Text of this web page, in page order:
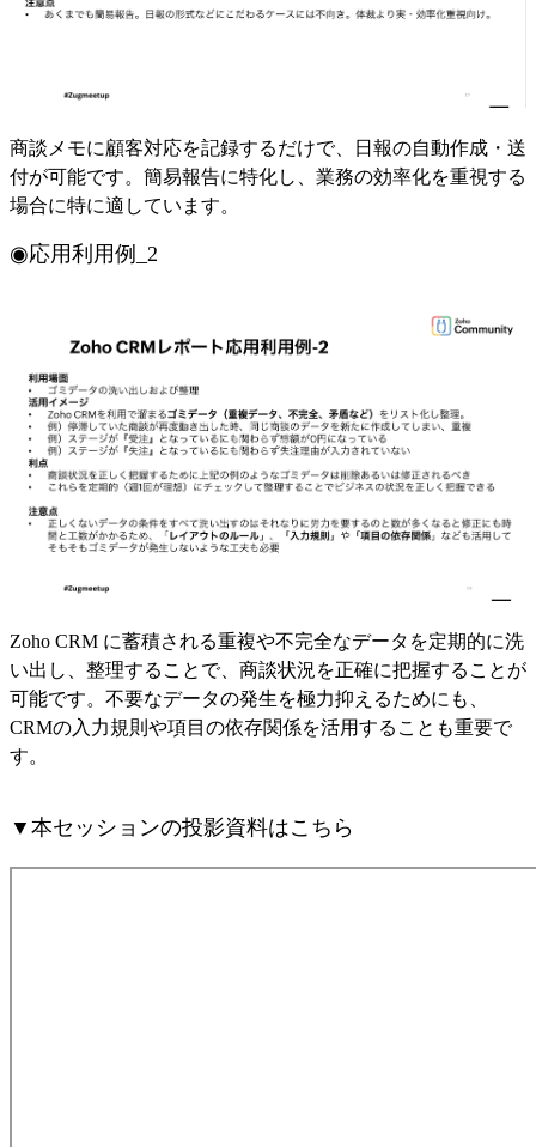
商談メモに顧客対応を記録するだけで、日報の自動作成・送
付が可能です。簡易報告に特化し、業務の効率化を重視する
場合に特に適しています。
◉応用利用例_2
Zoho CRM に蓄積される重複や不完全なデータを定期的に洗
い出し、整理することで、商談状況を正確に把握することが
可能です。不要なデータの発生を極力抑えるためにも、
CRMの入力規則や項目の依存関係を活用することも重要で
す。
▼本セッションの投影資料はこちら